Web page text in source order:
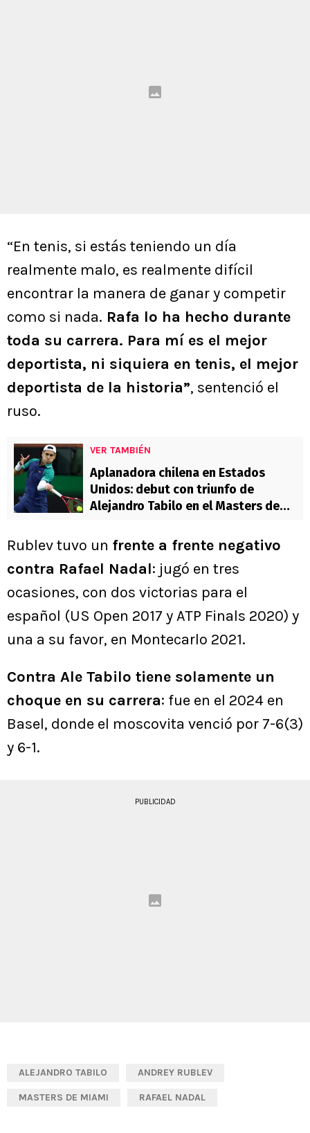
“En tenis, si estás teniendo un día
realmente malo, es realmente difícil
encontrar la manera de ganar y competir
como si nada. Rafa lo ha hecho durante
toda su carrera. Para mí es el mejor
deportista, ni siquiera en tenis, el mejor
deportista de la historia”, sentenció el
ruso.
VER TAMBIÉN
Aplanadora chilena en Estados
Unidos: debut con triunfo de
Alejandro Tabilo en el Masters de
Rublev tuvo un frente a frente negativo
contra Rafael Nadal: jugó en tres
ocasiones, con dos victorias para el
español (US Open 2017 y ATP Finals 2020) y
una a su favor, en Montecarlo 2021.
Contra Ale Tabilo tiene solamente un
choque en su carrera: fue en el 2024 en
Basel, donde el moscovita venció por 7-6(3)
y 6-1.
PUBLICIDAD
ALEJANDRO TABILO ANDREY RUBLEV
MASTERS DE MIAMI RAFAEL NADAL